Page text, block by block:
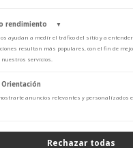
de rutenio.
en resina preciosa.
rendimiento
▼
ayudan a medir el tráfico del sitio y a
resultan más populares, con el fin de
servicios.
Adobe Analytics para recopilar datos de
analizar el rendimiento de nuestro
anuncios relevantes y personalizados
Rechazar todas